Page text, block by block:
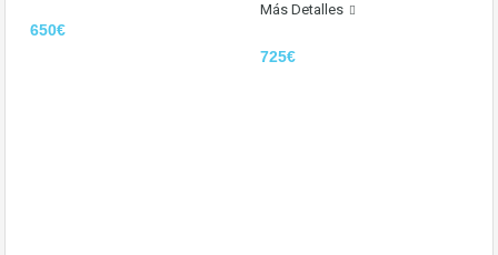
650€
Más Detalles
725€